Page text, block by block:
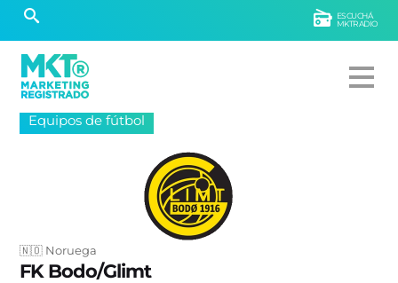
ESCUCHÁ
MKTRADIO
Equipos de fútbol
🇳🇴 Noruega
FK Bodo/Glimt